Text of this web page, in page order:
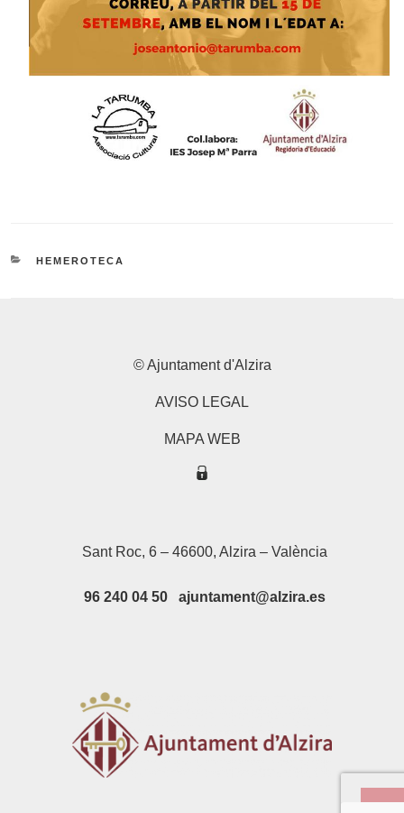
CATEGORIES
HEMEROTECA
© Ajuntament d'Alzira
AVISO LEGAL
MAPA WEB
Sant Roc, 6 – 46600, Alzira – València
96 240 04 50 ajuntament@alzira.es